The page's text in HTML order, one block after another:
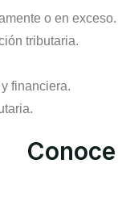
o en exceso.
tributaria.
financiera.